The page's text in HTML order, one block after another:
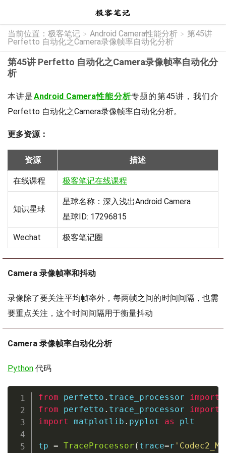
当前位置： 极客笔记 > Android Camera性能分析 > 第45讲
Perfetto 自动化之Camera录像帧率自动化分析
第45讲 Perfetto 自动化之Camera录像帧率自动化分
析
本讲是Android Camera性能分析专题的第45讲，我们介
Perfetto 自动化之Camera录像帧率自动化分析。
更多资源：
资源 描述
在线课程 极客笔记在线课程
知识星球
星球名称：深入浅出Android Camera
星球ID: 17296815
Wechat 极客笔记圈
Camera 录像帧率和抖动
录像除了要关注平均帧率外，每两帧之间的时间间隔，也需
要重点关注，这个时间间隔用于衡量抖动
Camera 录像帧率自动化分析
Python 代码
from perfetto . trace_processor import
from perfetto . trace_processor import
import matplotlib . pyplot as plt
tp = TraceProcessor ( trace=r